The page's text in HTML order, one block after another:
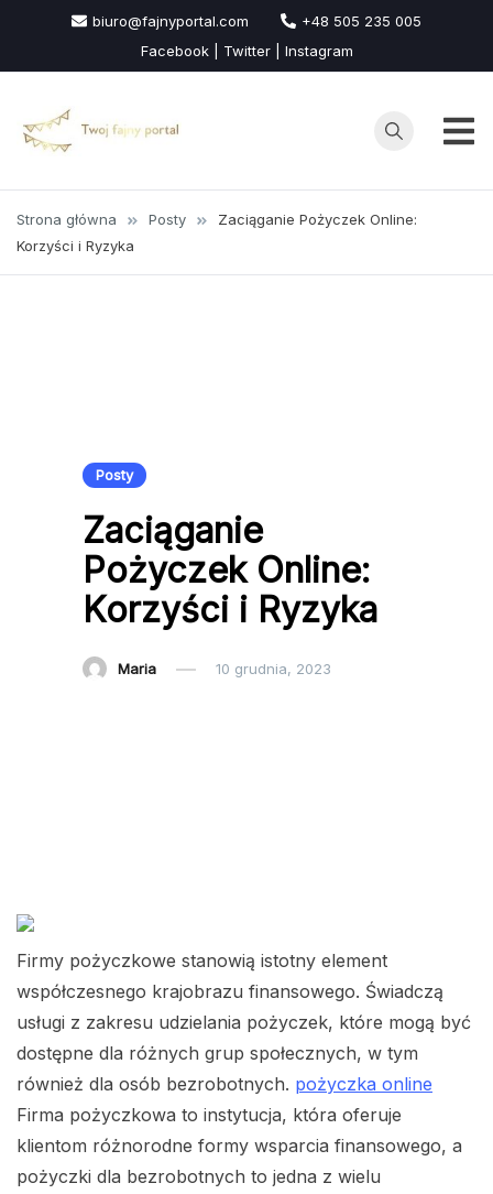
treści
biuro@fajnyportal.com
+48 505 235 005
Facebook | Twitter | Instagram
Strona główna Posty
Zaciąganie Pożyczek Online:
Korzyści i Ryzyka
Posty
Zaciąganie
Pożyczek Online:
Korzyści i Ryzyka
Maria 10 grudnia, 2023
Firmy pożyczkowe stanowią istotny element
współczesnego krajobrazu finansowego. Świadczą
usługi z zakresu udzielania pożyczek, które mogą być
dostępne dla różnych grup społecznych, w tym
również dla osób bezrobotnych. pożyczka online
Firma pożyczkowa to instytucja, która oferuje
klientom różnorodne formy wsparcia finansowego, a
pożyczki dla bezrobotnych to jedna z wielu